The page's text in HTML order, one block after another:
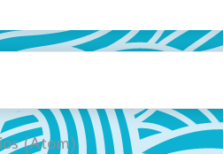
(Atom)